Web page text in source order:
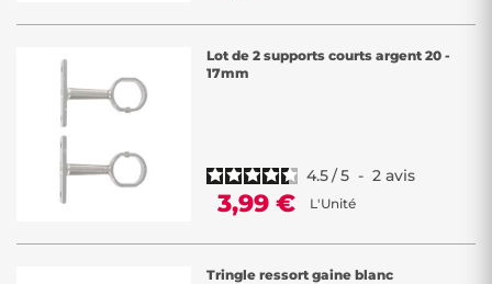
Lot de 2 supports courts argent 20 -
17mm
4.5/5 - 2 avis
3,99 € L'Unité
Tringle ressort gaine blanc